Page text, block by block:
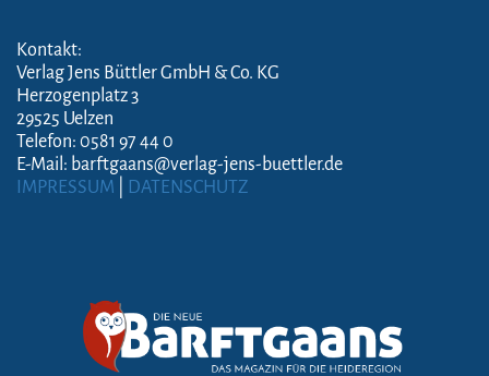
Kontakt:
Verlag Jens Büttler GmbH & Co. KG
Herzogenplatz 3
29525 Uelzen
Telefon: 0581 97 44 0
E-Mail: barftgaans@verlag-jens-buettler.de
IMPRESSUM
DATENSCHUTZ